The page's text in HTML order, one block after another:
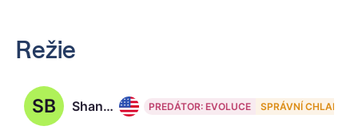
Režie
SB Shane Black, 64 PREDÁTOR: EVOLUCE SPRÁVNÍ CHLAPI